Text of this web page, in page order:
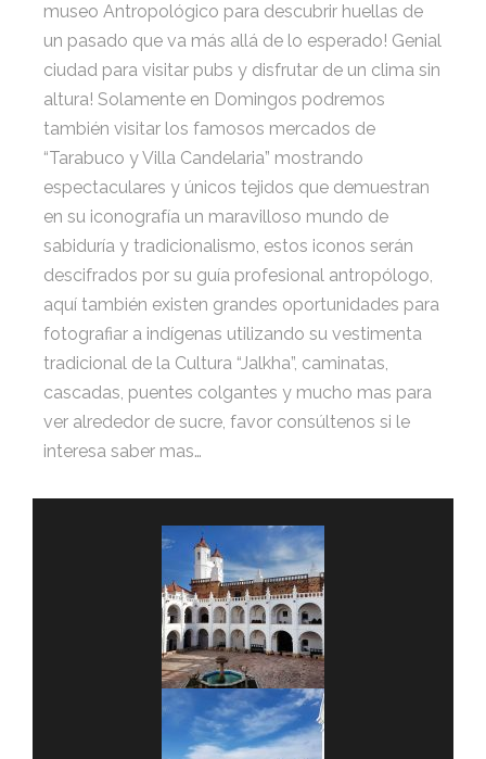
museo Antropológico para descubrir huellas de
un pasado que va más allá de lo esperado! Genial
ciudad para visitar pubs y disfrutar de un clima sin
altura! Solamente en Domingos podremos
también visitar los famosos mercados de
“Tarabuco y Villa Candelaria” mostrando
espectaculares y únicos tejidos que demuestran
en su iconografía un maravilloso mundo de
sabiduría y tradicionalismo, estos iconos serán
descifrados por su guía profesional antropólogo,
aquí también existen grandes oportunidades para
fotografiar a indígenas utilizando su vestimenta
tradicional de la Cultura “Jalkha”, caminatas,
cascadas, puentes colgantes y mucho mas para
ver alrededor de sucre, favor consúltenos si le
interesa saber mas…